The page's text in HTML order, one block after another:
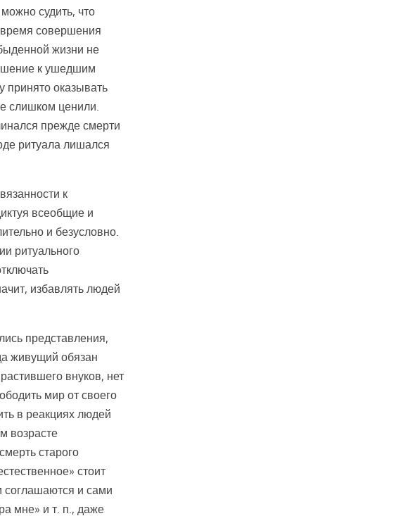
судить, что
время совершения
жизни не
к ушедшим
оказывать
слишком ценили.
прежде смерти
ритуала лишался
к
всеобщие и
и безусловно.
ритуального
избавлять людей
представления,
живущий обязан
внуков, нет
мир от своего
в реакциях людей
возрасте
старого
стоит
соглашаются и сами
мне» и т. п., даже